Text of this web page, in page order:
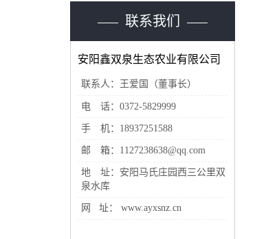
联系我们
安阳鑫双泉生态农业有限公司
联系人：王爱国（董事长）
电 话：0372-5829999
手 机：18937251588
邮 箱：1127238638@qq.com
地 址：安阳马氏庄园西三公里双
泉水库
网 址： www.ayxsnz.cn